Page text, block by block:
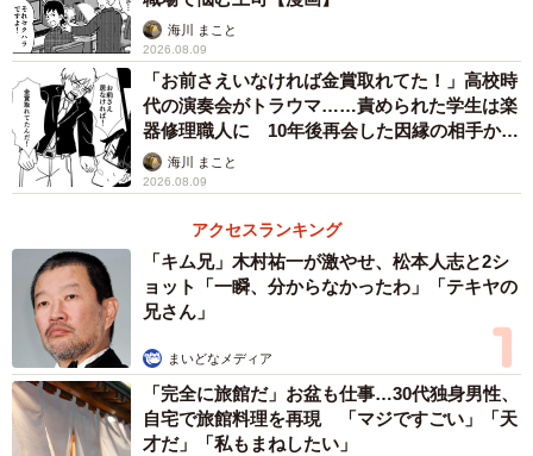
「私からも一杯奢らせてくださいって店内中から言われそ
うな可愛さですね 居合わせたら言ってました。」
「お母さんの立場だったら焦るけどおじいちゃんの立場だ
ったら俺も財布出すわw」
リプ欄は自分も奢りたいという人が続出して、お財布を
出す「スッ」という音がずらりとならびました。「見ず知
らずの紳士（淑女）に貢がれそうになるJr.くん凄いですね
笑」。
おじいさんのお気持ちが嬉しかった
久々のカフェでハプニング pic.twitter.com/6FuMR3Xv5k
海川 まこと
2026.08.09
「お前さえいなければ金賞取れてた！」高校時
代の演奏会がトラウマ……責められた学生は楽
器修理職人に 10年後再会した因縁の相手から
思わぬ申し出【漫画】
海川 まこと
2026.08.09
アクセスランキング
「キム兄」木村祐一が激やせ、松本人志と2シ
ョット「一瞬、分からなかったわ」「テキヤの
兄さん」
まいどなメディア
「完全に旅館だ」お盆も仕事…30代独身男性、
自宅で旅館料理を再現 「マジですごい」「天
才だ」「私もまねしたい」